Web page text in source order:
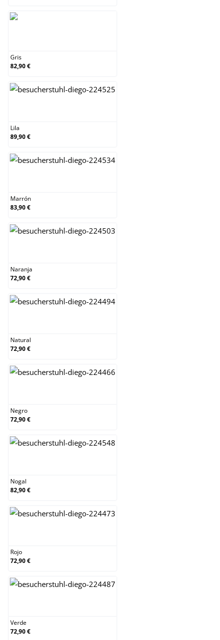
Gris
82,90 €
Lila
89,90 €
Marrón
83,90 €
Naranja
72,90 €
Natural
72,90 €
Negro
72,90 €
Nogal
82,90 €
Rojo
72,90 €
Verde
72,90 €